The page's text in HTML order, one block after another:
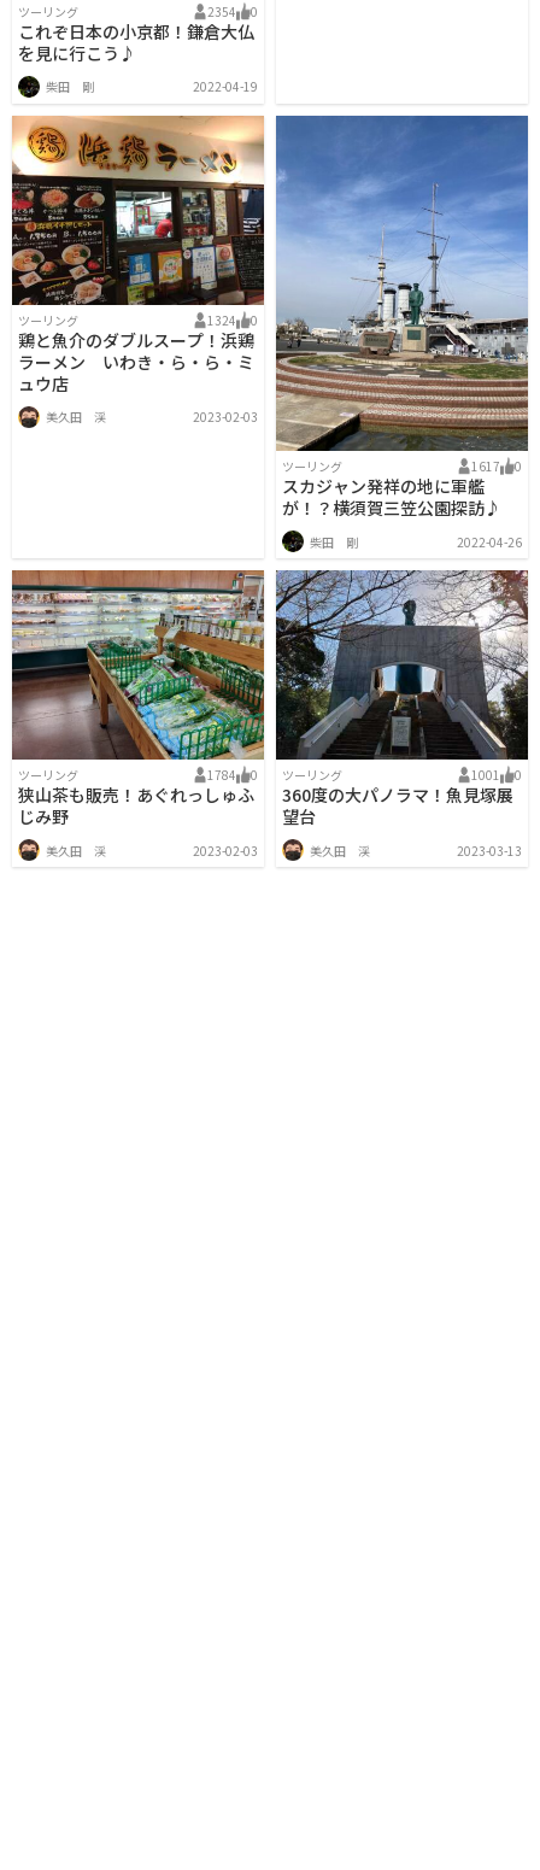
ツーリング 2354 0
これぞ日本の小京都！鎌倉大仏
を見に行こう♪
柴田 剛 2022-04-19
ツーリング 1324 0
鶏と魚介のダブルスープ！浜鶏
ラーメン いわき・ら・ら・ミ
ュウ店
美久田 渓 2023-02-03
ツーリング 1617 0
スカジャン発祥の地に軍艦
が！？横須賀三笠公園探訪♪
柴田 剛 2022-04-26
ツーリング 1784 0
狭山茶も販売！あぐれっしゅふ
じみ野
美久田 渓 2023-02-03
ツーリング 1001 0
360度の大パノラマ！魚見塚展
望台
美久田 渓 2023-03-13